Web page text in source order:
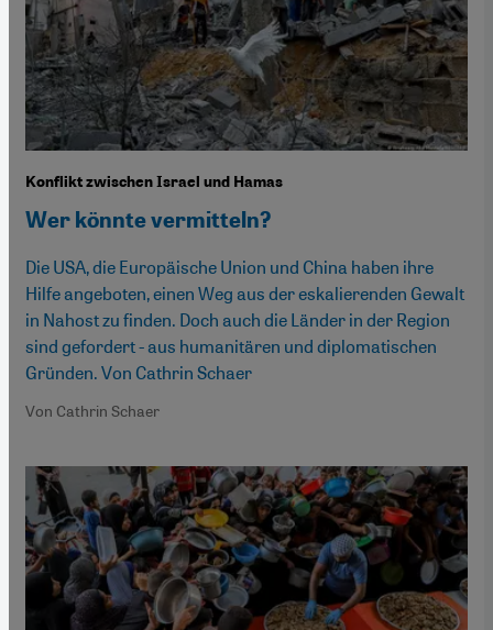
Konflikt zwischen Israel und Hamas
Wer könnte vermitteln?
Die USA, die Europäische Union und China haben ihre
Hilfe angeboten, einen Weg aus der eskalierenden Gewalt
in Nahost zu finden. Doch auch die Länder in der Region
sind gefordert - aus humanitären und diplomatischen
Gründen. Von Cathrin Schaer
Von Cathrin Schaer